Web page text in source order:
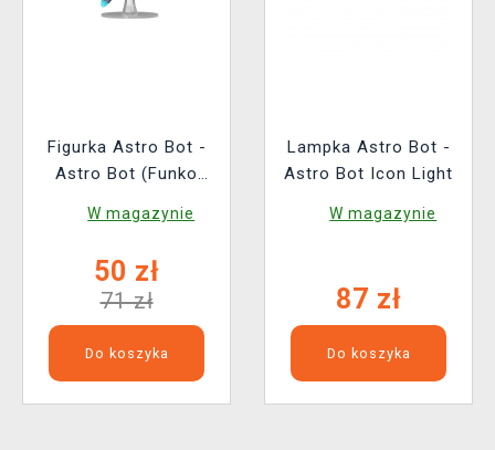
Figurka Astro Bot -
Astro Bot (Funko
W magazynie
50 zł
71 zł
Do koszyka
Lampka Astro Bot -
Astro Bot Icon Light
W magazynie
87 zł
Do koszyka